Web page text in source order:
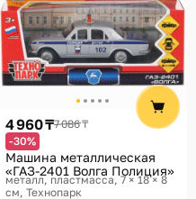
4 960 ₸7 086 ₸
-30%
Машина металлическая
«ГАЗ-2401 Волга Полиция»
металл, пластмасса, 7 × 18 × 8
см Технопарк